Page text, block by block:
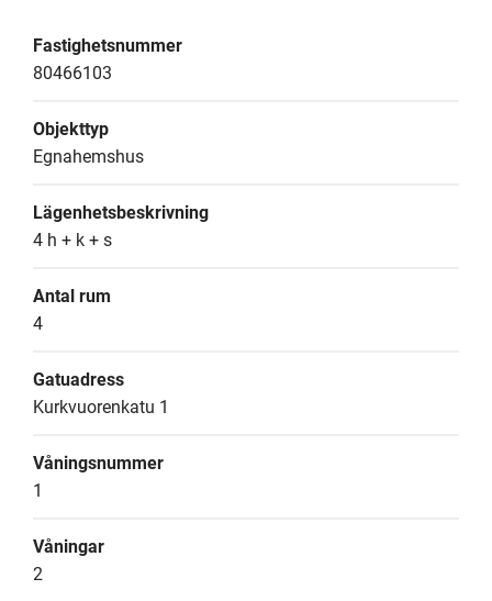
Fastighetsnummer
80466103
Objekttyp
Egnahemshus
Lägenhetsbeskrivning
4 h + k + s
Antal rum
4
Gatuadress
Kurkvuorenkatu 1
Våningsnummer
1
Våningar
2